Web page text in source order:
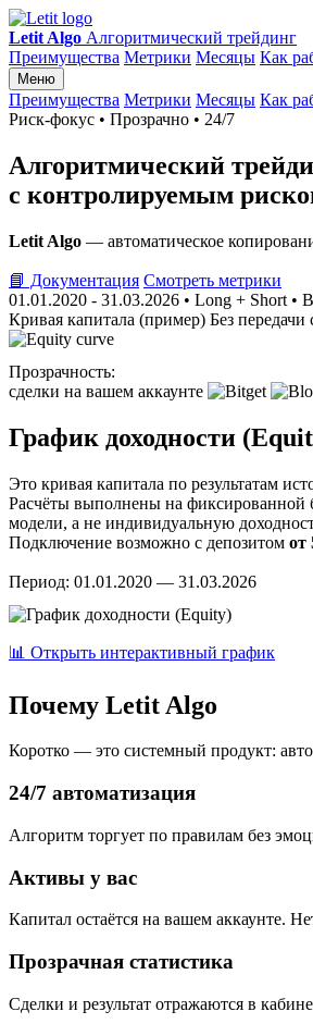
Letit Algo Алгоритмический трейдинг
Преимущества Метрики Месяцы Как
Меню
Преимущества Метрики Месяцы Как
Риск‑фокус • Прозрачно • 24/7
Алгоритмический
с контролируемым
Letit Algo — автоматическое
📘 Документация Смотреть метрики
01.01.2020 - 31.03.2026 • Long + Short •
Кривая капитала (пример) Без передачи
Прозрачность:
сделки на вашем аккаунте
График доходности
Это кривая капитала по результатам
Расчёты выполнены на фиксированной
модели, а не индивидуальную
Подключение возможно с депозитом от
Период: 01.01.2020 — 31.03.2026
📊 Открыть интерактивный график
Почему Letit Algo
Коротко — это системный продукт:
24/7 автоматизация
Алгоритм торгует по правилам без
Активы у вас
Капитал остаётся на вашем аккаунте.
Прозрачная статистика
Сделки и результат отражаются в